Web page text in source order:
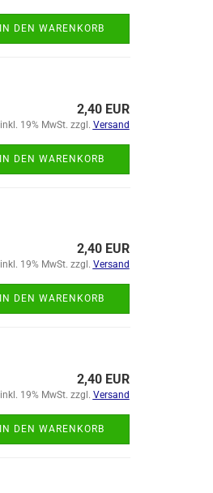
IN DEN WARENKORB
2,40 EUR
inkl. 19% MwSt. zzgl. Versand
IN DEN WARENKORB
2,40 EUR
inkl. 19% MwSt. zzgl. Versand
IN DEN WARENKORB
2,40 EUR
inkl. 19% MwSt. zzgl. Versand
IN DEN WARENKORB